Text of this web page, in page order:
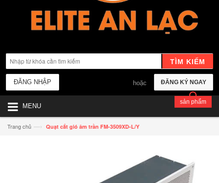
TÌM KIẾM
ĐĂNG KÝ NGAY
hoặc
ĐĂNG NHẬP
MENU
sản phẩm
Trang chủ —› Quạt cắt gió âm trần FM-3509XD-L/Y